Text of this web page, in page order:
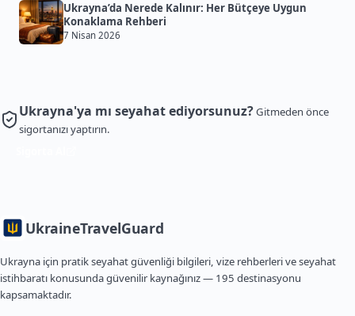
Ukrayna’da Nerede Kalınır: Her Bütçeye Uygun
Konaklama Rehberi
7 Nisan 2026
Ukrayna'ya mı seyahat ediyorsunuz?Gitmeden önce
sigortanızı yaptırın.
UkraineTravelGuard
Ukrayna için pratik seyahat güvenliği bilgileri, vize rehberleri ve seyahat
istihbaratı konusunda güvenilir kaynağınız — 195 destinasyonu
kapsamaktadır.